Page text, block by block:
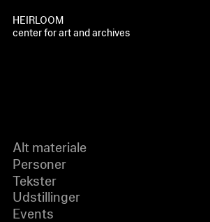
HEIRLOOM
center for art and archives
Alt materiale
Personer
Tekster
Udstillinger
Events